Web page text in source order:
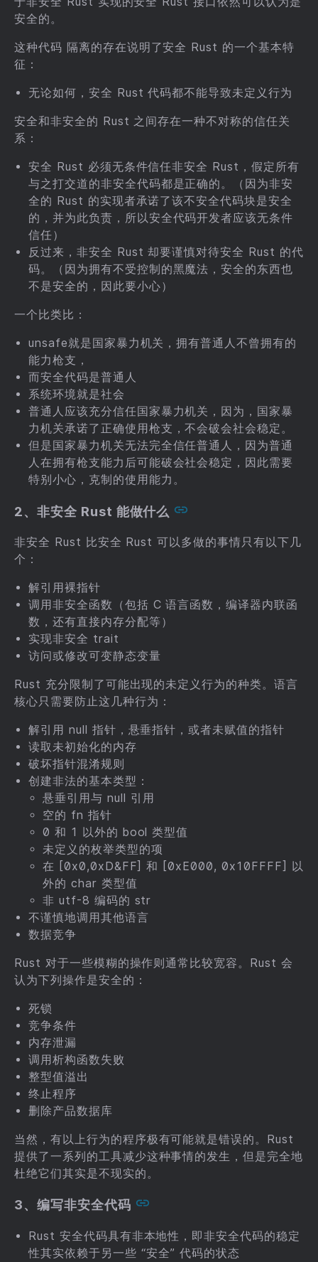
安全的。
这种代码 隔离的存在说明了安全 Rust 的一个基本特
征：
无论如何，安全 Rust 代码都不能导致未定义行为
安全和非安全的 Rust 之间存在一种不对称的信任关
系：
安全 Rust 必须无条件信任非安全 Rust，假定所有
与之打交道的非安全代码都是正确的。（因为非安
全的 Rust 的实现者承诺了该不安全代码块是安全
的，并为此负责，所以安全代码开发者应该无条件
信任）
反过来，非安全 Rust 却要谨慎对待安全 Rust 的代
码。（因为拥有不受控制的黑魔法，安全的东西也
不是安全的，因此要小心）
一个比类比：
unsafe就是国家暴力机关，拥有普通人不曾拥有的
能力枪支，
而安全代码是普通人
系统环境就是社会
普通人应该充分信任国家暴力机关，因为，国家暴
力机关承诺了正确使用枪支，不会破会社会稳定。
但是国家暴力机关无法完全信任普通人，因为普通
人在拥有枪支能力后可能破会社会稳定，因此需要
特别小心，克制的使用能力。
2、非安全 Rust 能做什么
非安全 Rust 比安全 Rust 可以多做的事情只有以下几
个：
解引用裸指针
调用非安全函数（包括 C 语言函数，编译器内联函
数，还有直接内存分配等）
实现非安全 trait
访问或修改可变静态变量
Rust 充分限制了可能出现的未定义行为的种类。语言
核心只需要防止这几种行为：
解引用 null 指针，悬垂指针，或者未赋值的指针
读取未初始化的内存
破坏指针混淆规则
创建非法的基本类型：
悬垂引用与 null 引用
空的 fn 指针
0 和 1 以外的 bool 类型值
未定义的枚举类型的项
在 [0x0,0xD&FF] 和 [0xE000, 0x10FFFF] 以
外的 char 类型值
非 utf-8 编码的 str
不谨慎地调用其他语言
数据竞争
Rust 对于一些模糊的操作则通常比较宽容。Rust 会
认为下列操作是安全的：
死锁
竞争条件
内存泄漏
调用析构函数失败
整型值溢出
终止程序
删除产品数据库
当然，有以上行为的程序极有可能就是错误的。Rust
提供了一系列的工具减少这种事情的发生，但是完全地
杜绝它们其实是不现实的。
3、编写非安全代码
Rust 安全代码具有非本地性，即非安全代码的稳定
性其实依赖于另一些 “安全” 代码的状态